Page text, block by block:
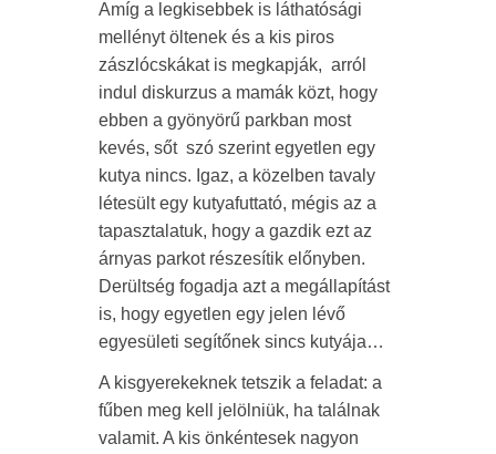
Amíg a legkisebbek is láthatósági
mellényt öltenek és a kis piros
zászlócskákat is megkapják, arról
indul diskurzus a mamák közt, hogy
ebben a gyönyörű parkban most
kevés, sőt szó szerint egyetlen egy
kutya nincs. Igaz, a közelben tavaly
létesült egy kutyafuttató, mégis az a
tapasztalatuk, hogy a gazdik ezt az
árnyas parkot részesítik előnyben.
Derültség fogadja azt a megállapítást
is, hogy egyetlen egy jelen lévő
egyesületi segítőnek sincs kutyája…
A kisgyerekeknek tetszik a feladat: a
fűben meg kell jelölniük, ha találnak
valamit. A kis önkéntesek nagyon